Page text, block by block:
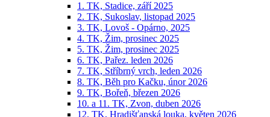
1. TK, Stadice, září 2025
2. TK, Sukoslav, listopad 2025
3. TK, Lovoš - Opárno, 2025
4. TK, Žim, prosinec 2025
5. TK, Žim, prosinec 2025
6. TK, Pařez. leden 2026
7. TK, Stříbrný vrch, leden 2026
8. TK, Běh pro Kačku, únor 2026
9. TK, Bořeň, březen 2026
10. a 11. TK, Zvon, duben 2026
12. TK, Hradišťanská louka, květen 2026